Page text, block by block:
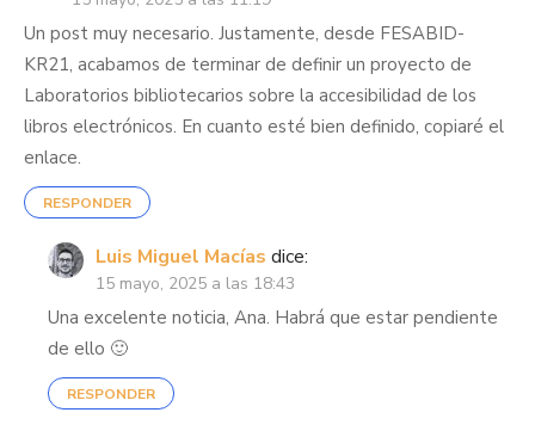
Un post muy necesario. Justamente, desde FESABID-
KR21, acabamos de terminar de definir un proyecto de
Laboratorios bibliotecarios sobre la accesibilidad de los
libros electrónicos. En cuanto esté bien definido, copiaré el
enlace.
RESPONDER
Luis Miguel Macías dice:
15 mayo, 2025 a las 18:43
Una excelente noticia, Ana. Habrá que estar pendiente
de ello 🙂
RESPONDER